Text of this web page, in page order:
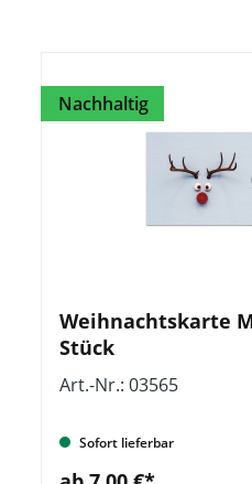
Nachhaltig
Weihnachtskarte
Stück
Art.-Nr.: 03565
Sofort lieferbar